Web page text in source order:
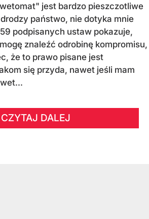
jest bardzo pieszczotliwe
drodzy państwo, nie dotyka mnie
podpisanych ustaw pokazuje,
znaleźć odrobinę kompromisu,
że to prawo pisane jest
się przyda, nawet jeśli mam
CZYTAJ DALEJ